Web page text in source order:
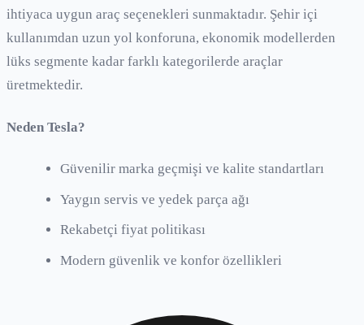
ihtiyaca uygun araç seçenekleri sunmaktadır. Şehir içi
kullanımdan uzun yol konforuna, ekonomik modellerden
lüks segmente kadar farklı kategorilerde araçlar
üretmektedir.
Neden Tesla?
Güvenilir marka geçmişi ve kalite standartları
Yaygın servis ve yedek parça ağı
Rekabetçi fiyat politikası
Modern güvenlik ve konfor özellikleri